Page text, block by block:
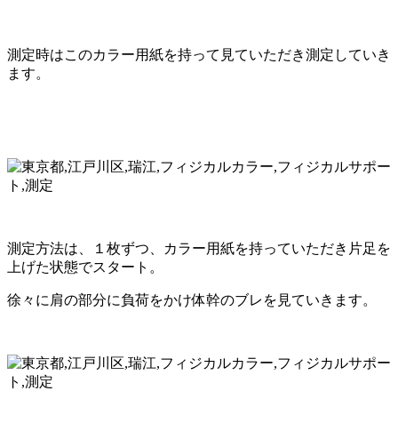
測定時はこのカラー用紙を持って見ていただき測定していき
ます。
測定方法は、１枚ずつ、カラー用紙を持っていただき片足を
上げた状態でスタート。
徐々に肩の部分に負荷をかけ体幹のブレを見ていきます。